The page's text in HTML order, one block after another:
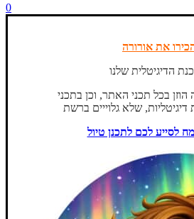
0
את אורורה
הדיגיטלית שלנו
בכל תכני האתר, וכן בתכני
דיגיטליות, שלא גלוייים ברשת
לסייע לכם לתכנן טיול